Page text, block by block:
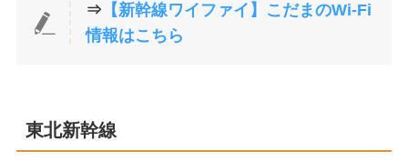
⇒ 【新幹線ワイファイ】こだまのWi-Fi
情報はこちら
東北新幹線